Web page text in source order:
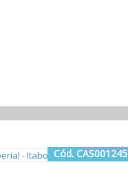
Cód. CAS001245